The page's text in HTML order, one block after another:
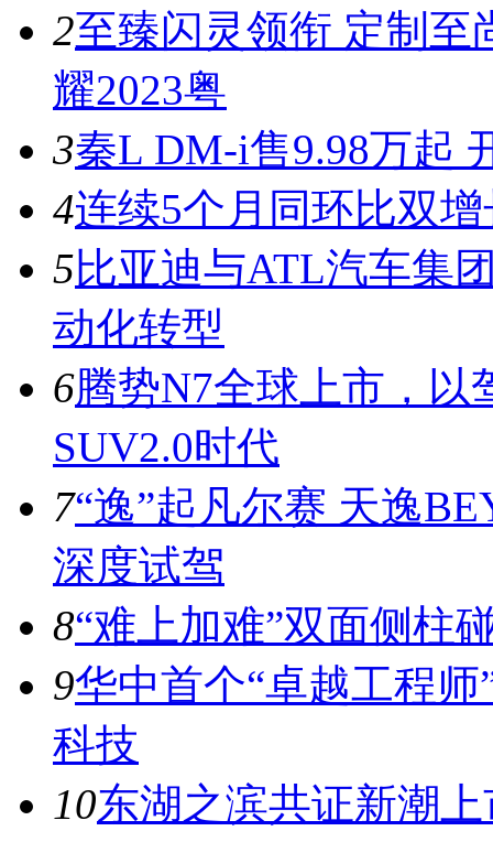
2至臻闪灵领衔 定制至
耀2023粤
3秦L DM-i售9.98万起
4连续5个月同环比双
5比亚迪与ATL汽车集
动化转型
6腾势N7全球上市，以
SUV2.0时代
7“逸”起凡尔赛 天逸
深度试驾
8“难上加难”双面侧柱
9华中首个“卓越工程
科技
10东湖之滨共证新潮